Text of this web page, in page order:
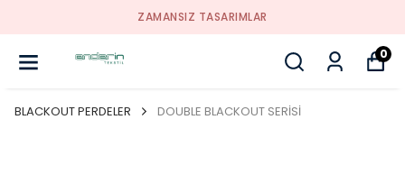
ZAMANSIZ TASARIMLAR
0
BLACKOUT PERDELER DOUBLE BLACKOUT SERİSİ